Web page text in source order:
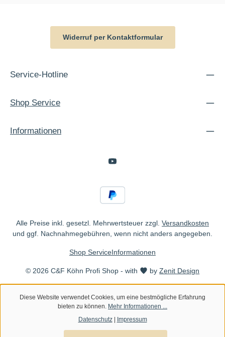
Widerruf per Kontaktformular
Service-Hotline
Shop Service
Informationen
Alle Preise inkl. gesetzl. Mehrwertsteuer zzgl. Versandkosten
und ggf. Nachnahmegebühren, wenn nicht anders angegeben.
© 2026 C&F Köhn Profi Shop - with byZenit Design
Shop ServiceInformationen
Diese Website verwendet Cookies, um eine bestmögliche Erfahrung
bieten zu können. Mehr Informationen ...
Datenschutz| Impressum